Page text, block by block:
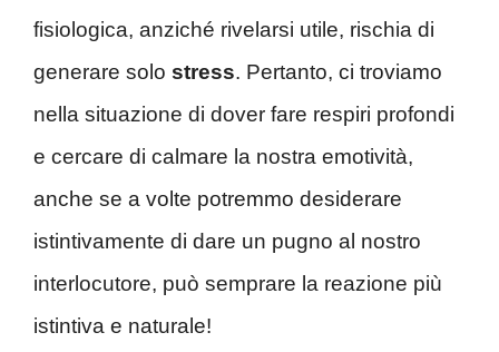
fisiologica, anziché rivelarsi utile, rischia di
generare solo stress. Pertanto, ci troviamo
nella situazione di dover fare respiri profondi
e cercare di calmare la nostra emotività,
anche se a volte potremmo desiderare
istintivamente di dare un pugno al nostro
interlocutore, può semprare la reazione più
istintiva e naturale!